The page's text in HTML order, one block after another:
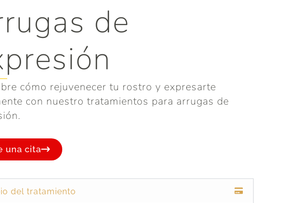
de
cómo rejuvenecer tu rostro y expresarte
con nuestro tratamientos para arrugas de
una cita
del tratamiento